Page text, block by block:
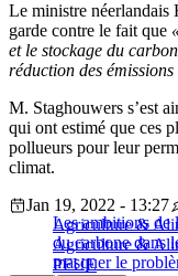
Le ministre néerlandais
garde contre le fait que
et le stockage du
réduction des émissions
M. Staghouwers s’est
qui ont estimé que ces
pollueurs pour leur
climat.
Les ambitions de
du carbone dans
masquer le
Jan 19, 2022 - 13:27
Agriculture &
Agriculture &
PFUE